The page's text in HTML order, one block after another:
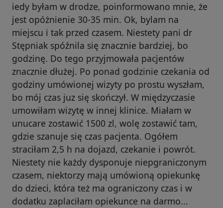
iedy byłam w drodze, poinformowano mnie, że
jest opóżnienie 30-35 min. Ok, bylam na
miejscu i tak przed czasem. Niestety pani dr
Stępniak spóźnila się znacznie bardziej, bo
godzinę. Do tego przyjmowała pacjentów
znacznie dłużej. Po ponad godzinie czekania od
godziny umówionej wizyty po prostu wyszłam,
bo mój czas juz się skończył. W międzyczasie
umowiłam wizytę w innej klinice. Miałam w
unucare zostawić 1500 zl, wolę zostawić tam,
gdzie szanuje się czas pacjenta. Ogółem
straciłam 2,5 h na dojazd, czekanie i powrót.
Niestety nie każdy dysponuje niepgraniczonym
czasem, niektorzy mają umówioną opiekunkę
do dzieci, która też ma ograniczony czas i w
dodatku zaplaciłam opiekunce na darmo...